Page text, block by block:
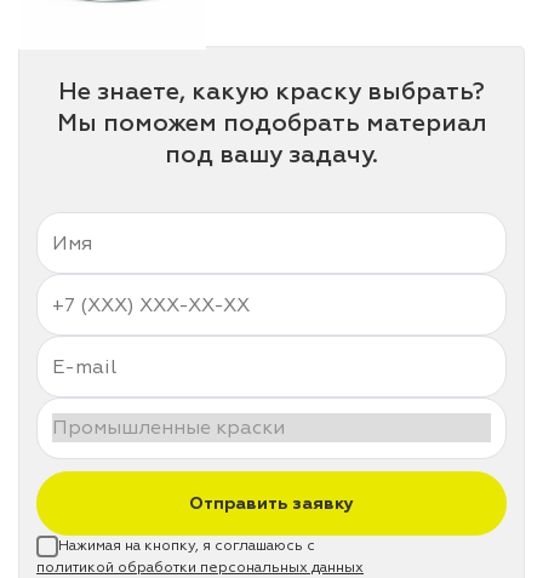
Не знаете, какую краску выбрать?
Мы поможем подобрать материал
под вашу задачу.
Отправить заявку
Нажимая на кнопку, я соглашаюсь с
политикой обработки персональных данных